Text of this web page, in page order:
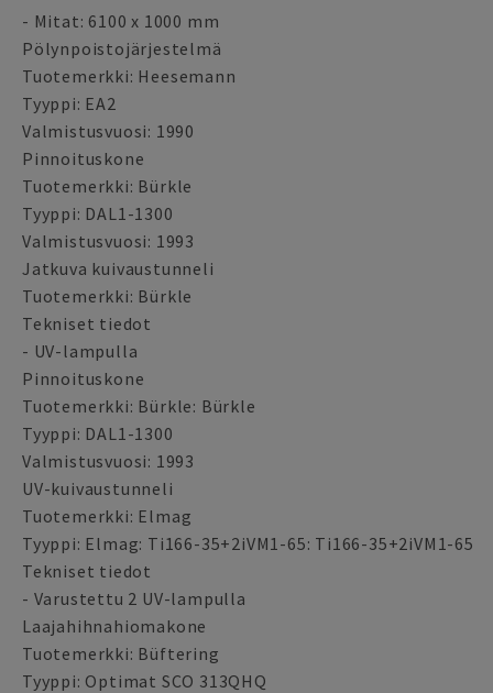
- Mitat: 6100 x 1000 mm
Pölynpoistojärjestelmä
Tuotemerkki: Heesemann
Tyyppi: EA2
Valmistusvuosi: 1990
Pinnoituskone
Tuotemerkki: Bürkle
Tyyppi: DAL1-1300
Valmistusvuosi: 1993
Jatkuva kuivaustunneli
Tuotemerkki: Bürkle
Tekniset tiedot
- UV-lampulla
Pinnoituskone
Tuotemerkki: Bürkle: Bürkle
Tyyppi: DAL1-1300
Valmistusvuosi: 1993
UV-kuivaustunneli
Tuotemerkki: Elmag
Tyyppi: Elmag: Ti166-35+2iVM1-65: Ti166-35+2iVM1-65
Tekniset tiedot
- Varustettu 2 UV-lampulla
Laajahihnahiomakone
Tuotemerkki: Büftering
Tyyppi: Optimat SCO 313QHQ